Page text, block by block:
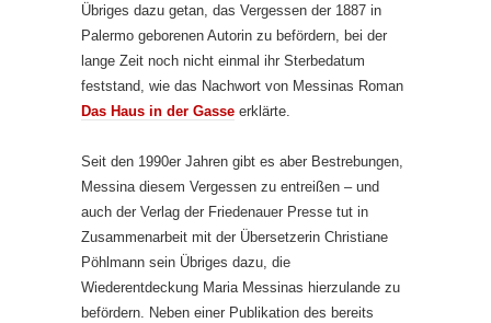
Übriges dazu getan, das Vergessen der 1887 in
Palermo geborenen Autorin zu befördern, bei der
lange Zeit noch nicht einmal ihr Sterbedatum
feststand, wie das Nachwort von Messinas Roman
Das Haus in der Gasse erklärte.
Seit den 1990er Jahren gibt es aber Bestrebungen,
Messina diesem Vergessen zu entreißen – und
auch der Verlag der Friedenauer Presse tut in
Zusammenarbeit mit der Übersetzerin Christiane
Pöhlmann sein Übriges dazu, die
Wiederentdeckung Maria Messinas hierzulande zu
befördern. Neben einer Publikation des bereits